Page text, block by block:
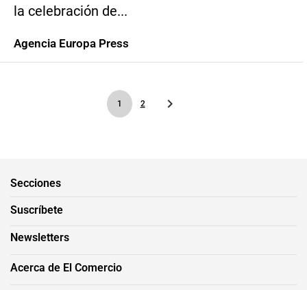
la celebración de...
Agencia Europa Press
1 2
Secciones
Suscríbete
Newsletters
Acerca de El Comercio